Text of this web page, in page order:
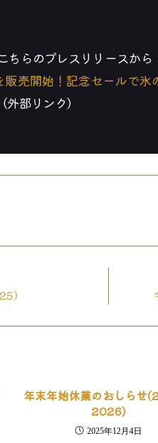
らのプレスリリースから
売開始！記念セールで
（外部リンク）
）
年末年始休業のおしらせ
2026)
2025年12月4日